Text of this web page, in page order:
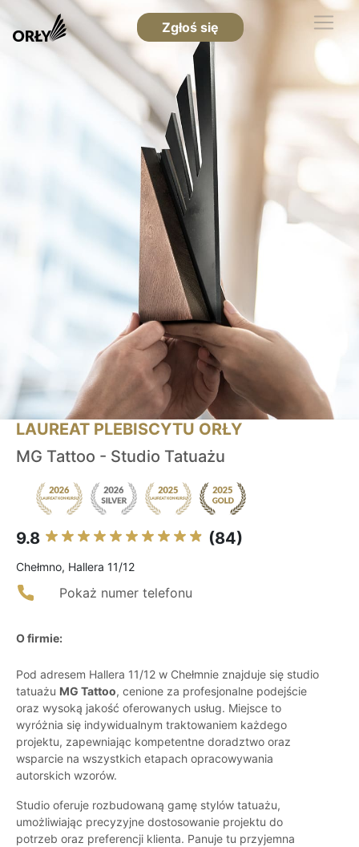
Zgłoś się
LAUREAT PLEBISCYTU ORŁY
MG Tattoo - Studio Tatuażu
9.8 (84)
Chełmno, Hallera 11/12
Pokaż numer telefonu
O firmie:
Pod adresem Hallera 11/12 w Chełmnie znajduje się studio
tatuażu MG Tattoo, cenione za profesjonalne podejście
oraz wysoką jakość oferowanych usług. Miejsce to
wyróżnia się indywidualnym traktowaniem każdego
projektu, zapewniając kompetentne doradztwo oraz
wsparcie na wszystkich etapach opracowywania
autorskich wzorów.
Studio oferuje rozbudowaną gamę stylów tatuażu,
umożliwiając precyzyjne dostosowanie projektu do
potrzeb oraz preferencji klienta. Panuje tu przyjemna